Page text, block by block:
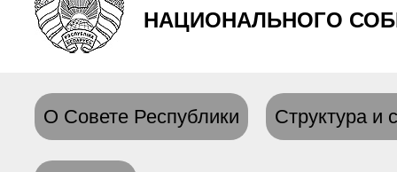
НАЦИОНАЛЬНОГО
О Совете Республики Структура и